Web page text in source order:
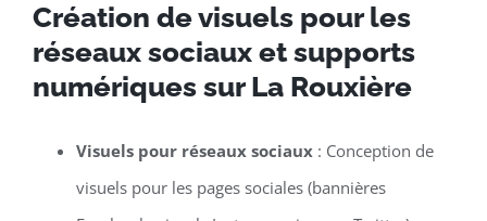
Création de visuels pour les
réseaux sociaux et supports
numériques sur La Rouxière
Visuels pour réseaux sociaux: Conception de
visuels pour les pages sociales (bannières